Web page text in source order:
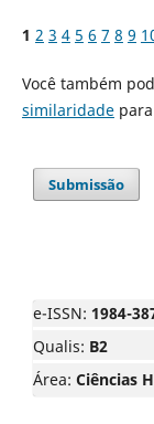
1 2 3 4 5 6 7 8 9
Você também
similaridadepara
Submissão
e-ISSN: 1984-
Qualis: B2
Área: Ciências